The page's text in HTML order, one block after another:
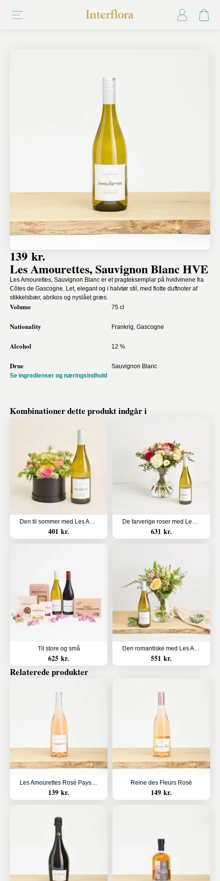
139 kr.
Les Amourettes, Sauvignon Blanc HVE
Les Amourettes, Sauvignon Blanc er et pragteksemplar på hvidvinene fra
Côtes de Gascogne. Let, elegant og i halvtør stil, med flotte duftnoter af
stikkelsbær, abrikos og nyslået græs.
Volume 75 cl
Nationality Frankrig, Gascogne
Alcohol 12 %
Drue
Sauvignon Blanc
Se ingredienser og næringsindhold
Kombinationer dette produkt indgår i
Den til sommer med Les Amourettes, Sauvignon Blanc
401 kr.
De farverige roser med Les Amourettes, Sauvignon Blanc
631 kr.
Til store og små
625 kr.
Den romantiske med Les Amourettes Sauvignon Blanc
551 kr.
Relaterede produkter
Les Amourettes Rosé Pays d`Oc HVE
139 kr.
Reine des Fleurs Rosé
149 kr.